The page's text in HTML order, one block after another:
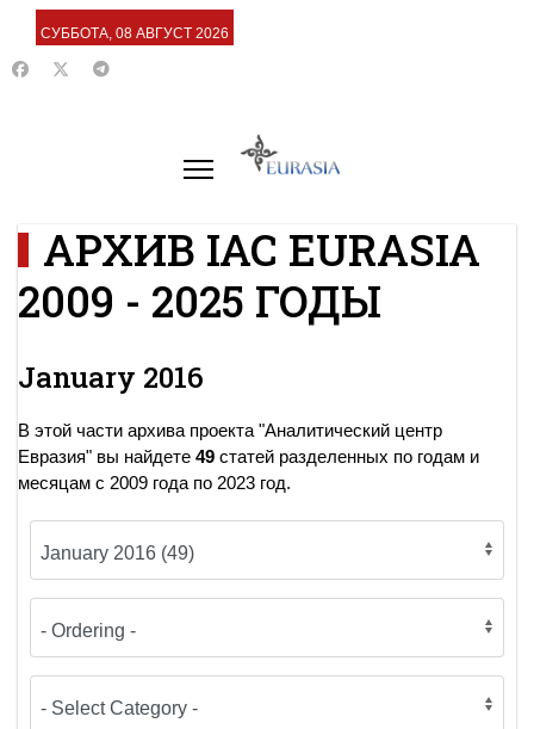
СУББОТА, 08 АВГУСТ 2026
АРХИВ IAC EURASIA
2009 - 2025 ГОДЫ
January 2016
В этой части архива проекта "Аналитический центр
Евразия" вы найдете 49 статей разделенных по годам и
месяцам с 2009 года по 2023 год.